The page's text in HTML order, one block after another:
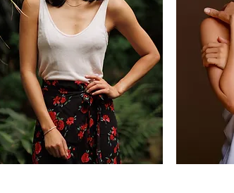
Lifestyle Potraits